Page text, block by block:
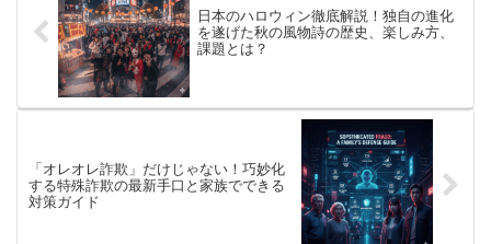
日本のハロウィン徹底解説！独自の進化
を遂げた秋の風物詩の歴史、楽しみ方、
課題とは？
「オレオレ詐欺」だけじゃない！巧妙化
する特殊詐欺の最新手口と家族でできる
対策ガイド